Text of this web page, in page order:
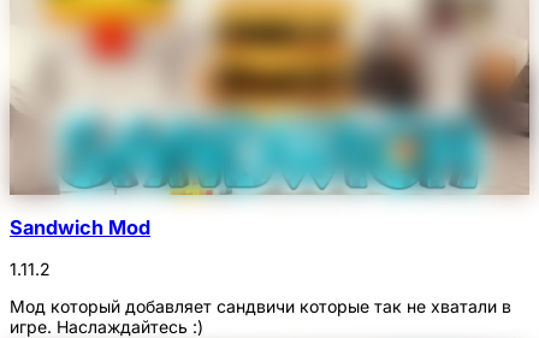
Sandwich Mod
1.11.2
Мод который добавляет сандвичи которые так не хватали в
игре. Наслаждайтесь :)